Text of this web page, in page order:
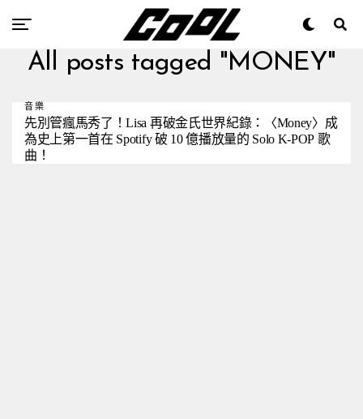
All posts tagged "MONEY"
音樂
先別管瘋馬秀了！Lisa 再破金氏世界紀錄：〈Money〉成
為史上第一首在 Spotify 破 10 億播放量的 Solo K-POP 歌
曲！